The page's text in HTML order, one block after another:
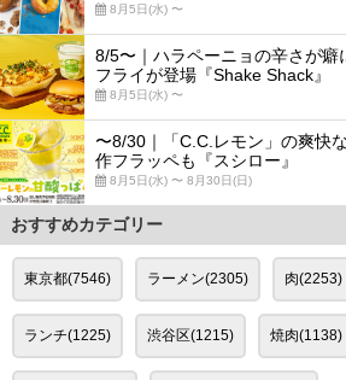
8月5日(水) 〜
8/5〜｜ハラペーニョの辛さが癖
フライが登場『Shake Shack』
8月5日(水) 〜
〜8/30｜「C.C.レモン」の爽快
作フラッペも『スシロー』
8月5日(水) 〜 8月30日(日)
おすすめカテゴリー
東京都(7546) ラーメン(2305) 肉(2253)
ランチ(1225) 渋谷区(1215) 焼肉(1138)